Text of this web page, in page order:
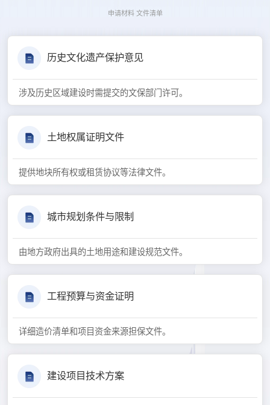
申请材料 文件清单
历史文化遗产保护意见
涉及历史区域建设时需提交的文保部门许可。
土地权属证明文件
提供地块所有权或租赁协议等法律文件。
城市规划条件与限制
由地方政府出具的土地用途和建设规范文件。
工程预算与资金证明
详细造价清单和项目资金来源担保文件。
建设项目技术方案